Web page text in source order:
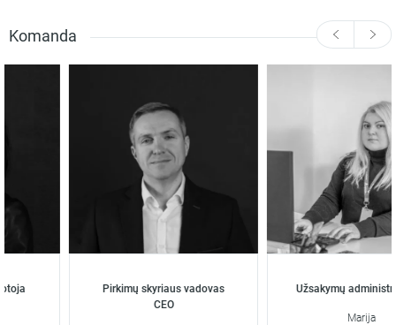
Komanda
Pirkimų skyriaus vadovas
CEO
Užsakymų
Marija